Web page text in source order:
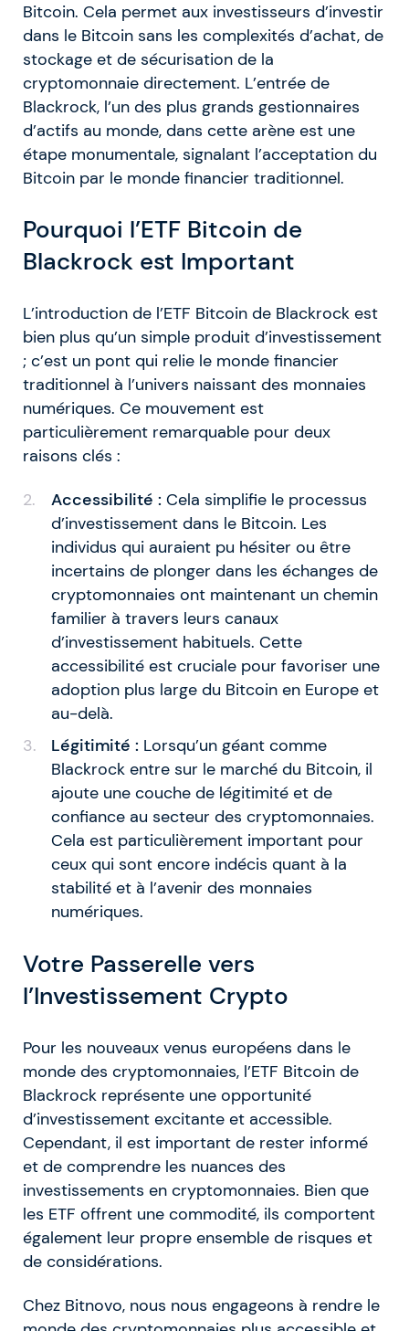
Bitcoin. Cela permet aux investisseurs d’investir
dans le Bitcoin sans les complexités d’achat, de
stockage et de sécurisation de la
cryptomonnaie directement. L’entrée de
Blackrock, l’un des plus grands gestionnaires
d’actifs au monde, dans cette arène est une
étape monumentale, signalant l’acceptation du
Bitcoin par le monde financier traditionnel.
Pourquoi l’ETF Bitcoin de
Blackrock est Important
L’introduction de l’ETF Bitcoin de Blackrock est
bien plus qu’un simple produit d’investissement
; c’est un pont qui relie le monde financier
traditionnel à l’univers naissant des monnaies
numériques. Ce mouvement est
particulièrement remarquable pour deux
raisons clés :
Accessibilité : Cela simplifie le processus
d’investissement dans le Bitcoin. Les
individus qui auraient pu hésiter ou être
incertains de plonger dans les échanges de
cryptomonnaies ont maintenant un chemin
familier à travers leurs canaux
d’investissement habituels. Cette
accessibilité est cruciale pour favoriser une
adoption plus large du Bitcoin en Europe et
au-delà.
Légitimité : Lorsqu’un géant comme
Blackrock entre sur le marché du Bitcoin, il
ajoute une couche de légitimité et de
confiance au secteur des cryptomonnaies.
Cela est particulièrement important pour
ceux qui sont encore indécis quant à la
stabilité et à l’avenir des monnaies
numériques.
Votre Passerelle vers
l’Investissement Crypto
Pour les nouveaux venus européens dans le
monde des cryptomonnaies, l’ETF Bitcoin de
Blackrock représente une opportunité
d’investissement excitante et accessible.
Cependant, il est important de rester informé
et de comprendre les nuances des
investissements en cryptomonnaies. Bien que
les ETF offrent une commodité, ils comportent
également leur propre ensemble de risques et
de considérations.
Chez Bitnovo, nous nous engageons à rendre le